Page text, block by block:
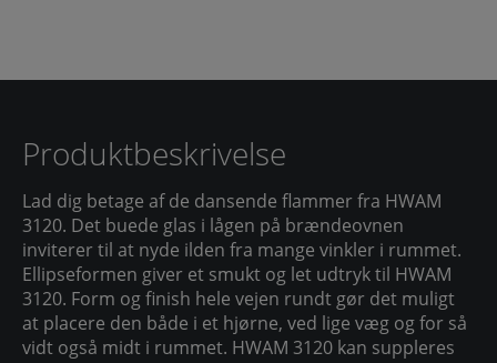
Produktbeskrivelse
Lad dig betage af de dansende flammer fra HWAM
3120. Det buede glas i lågen på brændeovnen
inviterer til at nyde ilden fra mange vinkler i rummet.
Ellipseformen giver et smukt og let udtryk til HWAM
3120. Form og finish hele vejen rundt gør det muligt
at placere den både i et hjørne, ved lige væg og for så
vidt også midt i rummet. HWAM 3120 kan suppleres